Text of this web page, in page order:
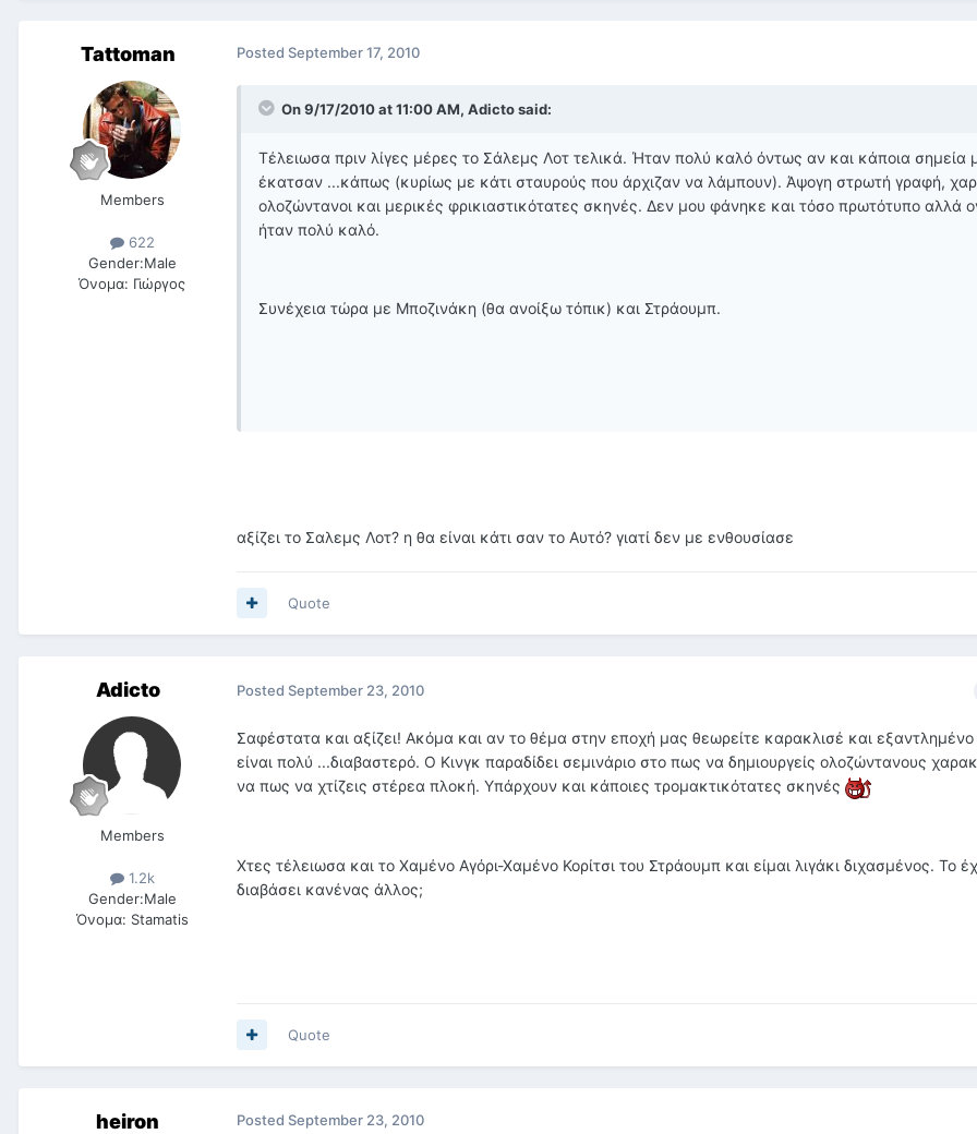
Tattoman
Members
622
Gender:Male
Όνομα: Γιώργος
Posted September 17, 2010
On 9/17/2010 at 11:00 AM, Adicto said:
Τέλειωσα πριν λίγες μέρες το Σάλεμς Λοτ τελικά. Ήταν πολύ καλό όντως αν και κάποια σημεία
έκατσαν ...κάπως (κυρίως με κάτι σταυρούς που άρχιζαν να λάμπουν). Άψογη στρωτή γραφή,
ολοζώντανοι και μερικές φρικιαστικότατες σκηνές. Δεν μου φάνηκε και τόσο πρωτότυπο αλλά
ήταν πολύ καλό.
Συνέχεια τώρα με Μποζινάκη (θα ανοίξω τόπικ) και Στράουμπ.
αξίζει το Σαλεμς Λοτ? η θα είναι κάτι σαν το Αυτό? γιατί δεν με ενθουσίασε
Quote
Adicto
Members
1.2k
Gender:Male
Όνομα: Stamatis
Posted September 23, 2010
Σαφέστατα και αξίζει! Ακόμα και αν το θέμα στην εποχή μας θεωρείτε καρακλισέ και εξαντλημένο
είναι πολύ ...διαβαστερό. Ο Κινγκ παραδίδει σεμινάριο στο πως να δημιουργείς ολοζώντανους
να πως να χτίζεις στέρεα πλοκή. Υπάρχουν και κάποιες τρομακτικότατες σκηνές
Χτες τέλειωσα και το Χαμένο Αγόρι-Χαμένο Κορίτσι του Στράουμπ και είμαι λιγάκι διχασμένος. Το
διαβάσει κανένας άλλος;
Quote
heiron Posted September 23, 2010